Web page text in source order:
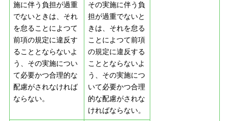
施に伴う負担が過重
でないときは、それ
を怠ることによつて
前項の規定に違反す
ることとならないよ
う、その実施につい
て必要かつ合理的な
配慮がされなければ
ならない。
その実施に伴う負
担が過重でないと
きは、それを怠る
ことによつて前項
の規定に違反する
こととならないよ
う、その実施につ
いて必要かつ合理
的な配慮がされな
ければならない。